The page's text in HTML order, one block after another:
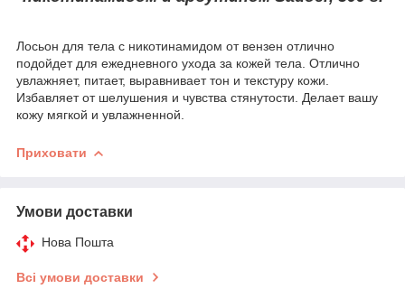
Лосьон для тела с никотинамидом от вензен отлично
подойдет для ежедневного ухода за кожей тела. Отлично
увлажняет, питает, выравнивает тон и текстуру кожи.
Избавляет от шелушения и чувства стянутости. Делает вашу
кожу мягкой и увлажненной.
Приховати
Умови доставки
Нова Пошта
Всі умови доставки